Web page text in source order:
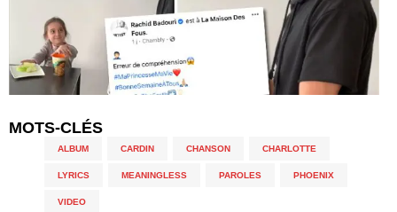
MOTS-CLÉS
ALBUM CARDIN CHANSON CHARLOTTE
LYRICS MEANINGLESS PAROLES PHOENIX
VIDEO